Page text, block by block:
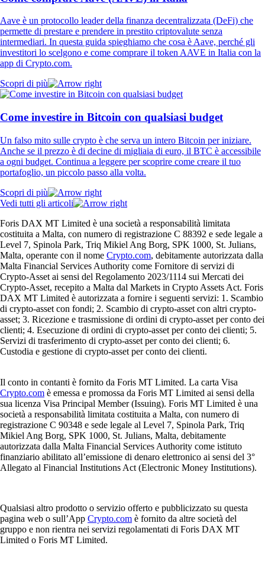
Aave è un protocollo leader della finanza decentralizzata (DeFi) che
permette di prestare e prendere in prestito criptovalute senza
intermediari. In questa guida spieghiamo che cosa è Aave, perché gli
investitori lo scelgono e come comprare il token AAVE in Italia con la
app di Crypto.com.
Scopri di più
Come investire in Bitcoin con qualsiasi budget
Un falso mito sulle crypto è che serva un intero Bitcoin per iniziare.
Anche se il prezzo è di decine di migliaia di euro, il BTC è accessibile
a ogni budget. Continua a leggere per scoprire come creare il tuo
portafoglio, un piccolo passo alla volta.
Scopri di più
Vedi tutti gli articoli
Foris DAX MT Limited è una società a responsabilità limitata
costituita a Malta, con numero di registrazione C 88392 e sede legale a
Level 7, Spinola Park, Triq Mikiel Ang Borg, SPK 1000, St. Julians,
Malta, operante con il nome Crypto.com, debitamente autorizzata dalla
Malta Financial Services Authority come Fornitore di servizi di
Crypto-Asset ai sensi del Regolamento 2023/1114 sui Mercati dei
Crypto-Asset, recepito a Malta dal Markets in Crypto Assets Act. Foris
DAX MT Limited è autorizzata a fornire i seguenti servizi: 1. Scambio
di crypto-asset con fondi; 2. Scambio di crypto-asset con altri crypto-
asset; 3. Ricezione e trasmissione di ordini di crypto-asset per conto dei
clienti; 4. Esecuzione di ordini di crypto-asset per conto dei clienti; 5.
Servizi di trasferimento di crypto-asset per conto dei clienti; 6.
Custodia e gestione di crypto-asset per conto dei clienti.
Il conto in contanti è fornito da Foris MT Limited. La carta Visa
Crypto.com è emessa e promossa da Foris MT Limited ai sensi della
sua licenza Visa Principal Member (Issuing). Foris MT Limited è una
società a responsabilità limitata costituita a Malta, con numero di
registrazione C 90348 e sede legale al Level 7, Spinola Park, Triq
Mikiel Ang Borg, SPK 1000, St. Julians, Malta, debitamente
autorizzata dalla Malta Financial Services Authority come istituto
finanziario abilitato all’emissione di denaro elettronico ai sensi del 3°
Allegato al Financial Institutions Act (Electronic Money Institutions).
Qualsiasi altro prodotto o servizio offerto e pubblicizzato su questa
pagina web o sull’App Crypto.com è fornito da altre società del
gruppo e non rientra nei servizi regolamentati di Foris DAX MT
Limited o Foris MT Limited.